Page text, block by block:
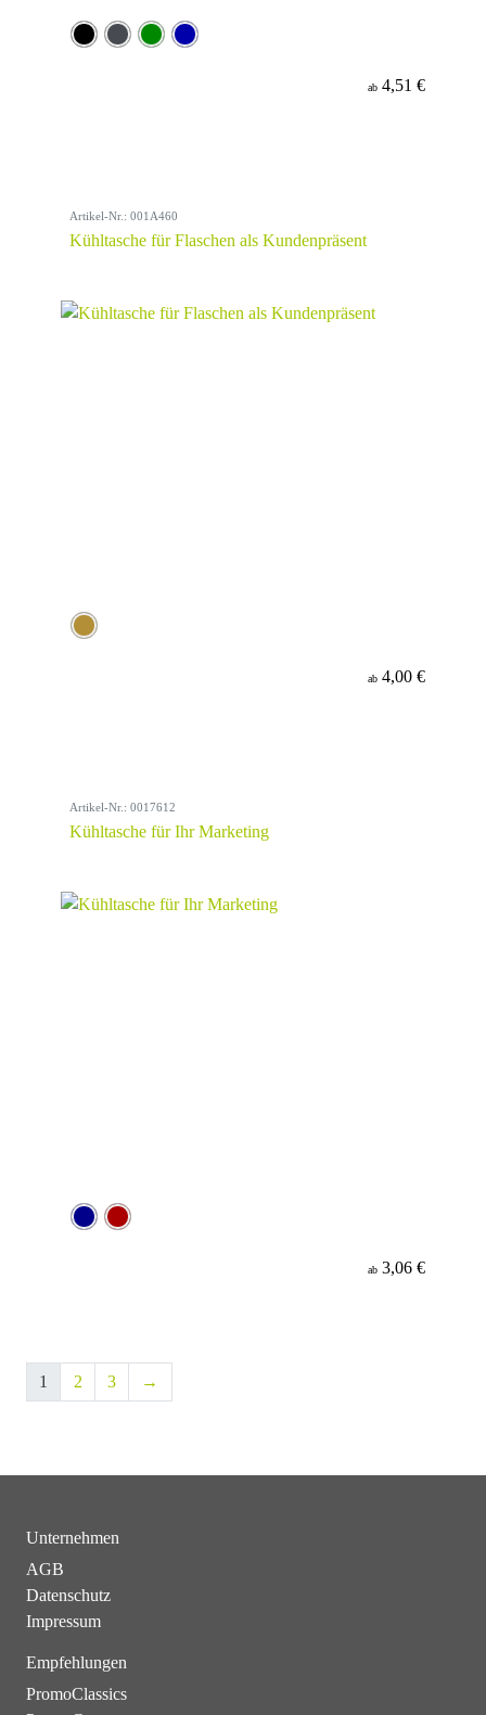
ab 4,51 €
Artikel-Nr.: 001A460
Kühltasche für Flaschen als Kundenpräsent
ab 4,00 €
Artikel-Nr.: 0017612
Kühltasche für Ihr Marketing
ab 3,06 €
1 2 3 →
Unternehmen
AGB
Datenschutz
Impressum
Empfehlungen
PromoClassics